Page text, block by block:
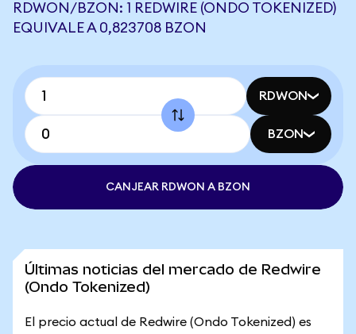
RDWON/BZON: 1 REDWIRE (ONDO TOKENIZED)
EQUIVALE A 0,823708 BZON
RDWON
BZON
CANJEAR RDWON A BZON
Últimas noticias del mercado de Redwire
(Ondo Tokenized)
El precio actual de Redwire (Ondo Tokenized) es